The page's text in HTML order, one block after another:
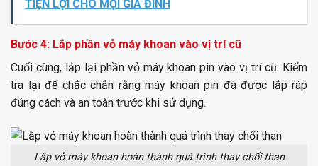
TIỆN LỢI CHO MỌI GIA ĐÌNH
Bước 4: Lắp phần vỏ máy khoan vào vị trí cũ
Cuối cùng, lắp lại phần vỏ máy khoan pin vào vị trí cũ. Kiểm
tra lại để chắc chắn rằng máy khoan pin đã được lắp ráp
đúng cách và an toàn trước khi sử dụng.
Lắp vỏ máy khoan hoàn thành quá trình thay chổi than